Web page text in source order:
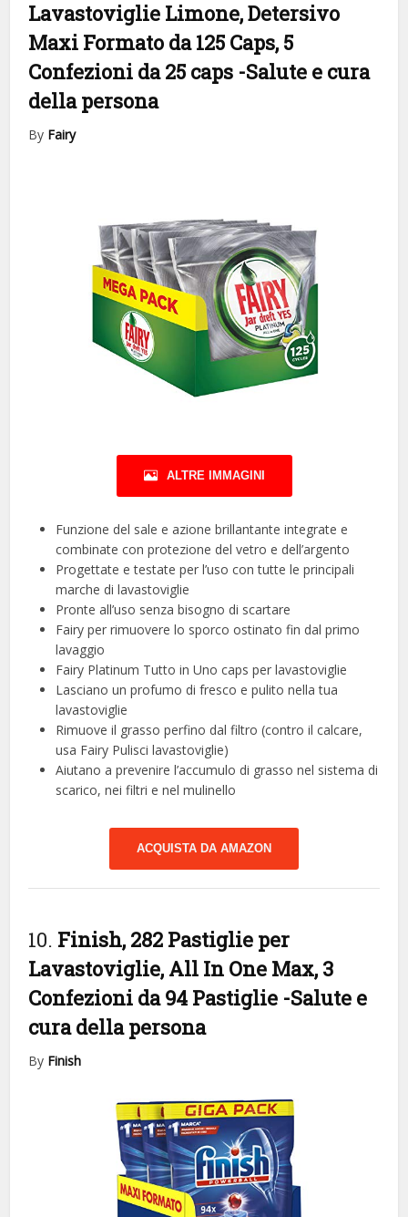
Lavastoviglie Limone, Detersivo
Maxi Formato da 125 Caps, 5
Confezioni da 25 caps -Salute e cura
della persona
By Fairy
ALTRE IMMAGINI
Funzione del sale e azione brillantante integrate e
combinate con protezione del vetro e dell’argento
Progettate e testate per l’uso con tutte le principali
marche di lavastoviglie
Pronte all’uso senza bisogno di scartare
Fairy per rimuovere lo sporco ostinato fin dal primo
lavaggio
Fairy Platinum Tutto in Uno caps per lavastoviglie
Lasciano un profumo di fresco e pulito nella tua
lavastoviglie
Rimuove il grasso perfino dal filtro (contro il calcare,
usa Fairy Pulisci lavastoviglie)
Aiutano a prevenire l’accumulo di grasso nel sistema di
scarico, nei filtri e nel mulinello
ACQUISTA DA AMAZON
10. Finish, 282 Pastiglie per
Lavastoviglie, All In One Max, 3
Confezioni da 94 Pastiglie -Salute e
cura della persona
By Finish